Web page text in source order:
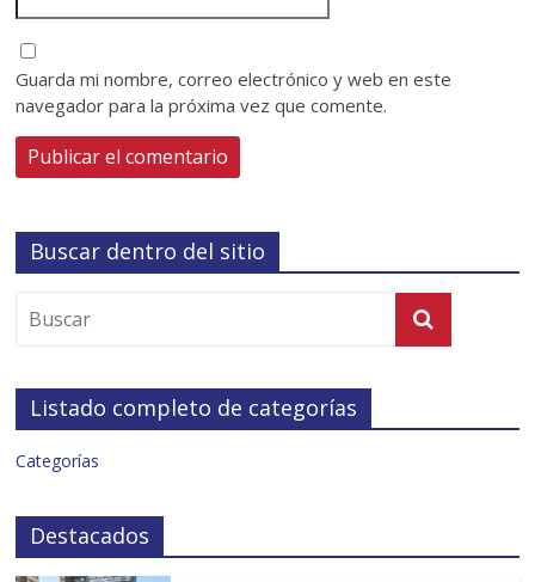
Guarda mi nombre, correo electrónico y web en este
navegador para la próxima vez que comente.
Buscar dentro del sitio
Listado completo de categorías
Categorías
Destacados